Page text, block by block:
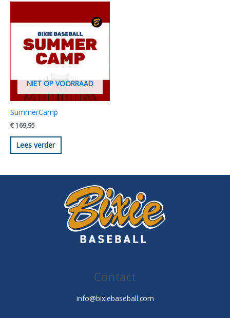
NIET OP VOORRAAD
SummerCamp
€169,95
Lees verder
Contact
info@bixiebaseball.com